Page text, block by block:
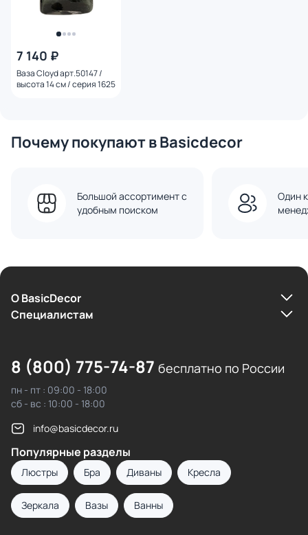
7 140 ₽
Ваза Cloyd арт.50147 /
высота 14 см / серия 1625
Почему покупают в Basicdecor
Большой ассортимент с
удобным поиском
Один
О BasicDecor
Cпециалистам
8 (800) 775-74-87 бесплатно по России
пн - пт : 09:00 - 18:00
сб - вс : 10:00 - 18:00
info@basicdecor.ru
Популярные разделы
Люстры Бра Диваны Кресла
Зеркала Вазы Ванны